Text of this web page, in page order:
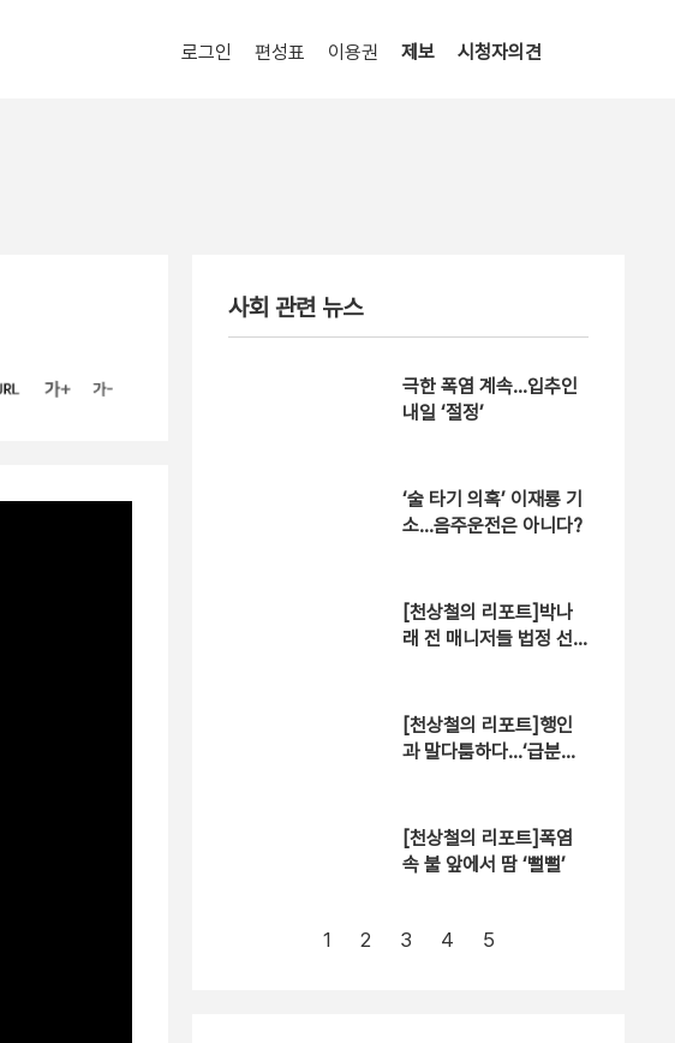
로그인 편성표 이용권 제보 시청자의견
사회 관련 뉴스
극한 폭염 계속…입추인
내일 ‘절정’
‘술 타기 의혹’ 이재룡 기
소…음주운전은 아니다?
[천상철의 리포트]박나
래 전 매니저들 법정 선
[천상철의 리포트]행인
과 말다툼하다…‘급분노’
[천상철의 리포트]폭염
속 불 앞에서 땀 ‘뻘뻘’
1 2 3 4 5